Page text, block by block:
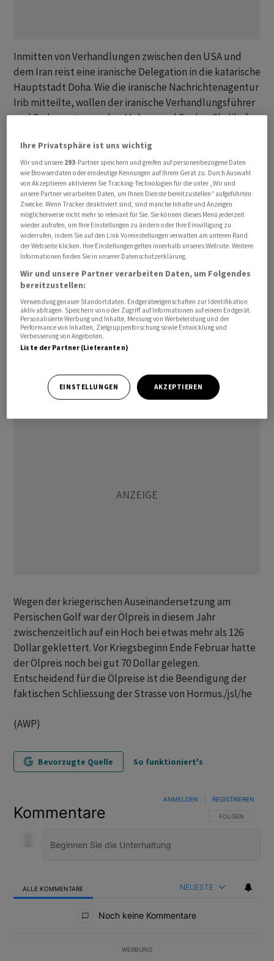
Inmitten von Verhandlungen zwischen den USA und
dem Iran reist eine iranische Delegation in die katarische
Hauptstadt Doha. Wie die iranische Nachrichtenagentur
Irib mitteilte, wollen der iranische Verhandlungsführer
und Parlamentssprecher Mohammed Bagher Ghalibaf
Katars über Einzelheiten der Verhandlungen mit den
USA informieren.
Die Vereinigten Staaten stehen nach Angaben von
Präsident Donald Trump in den Bemühungen um ein
Ende des Iran-Kriegs kurz vor einem Rahmenabkommen
mit Teheran und der Wiederöffnung der Strasse von
Hormus. Es sei «weitgehend» ausgehandelt, schrieb
Trump am Wochenende auf der Plattform Truth Social.
Er dämpfte jedoch Hoffnungen auf einen schnellen
Durchbruch. «Die Verhandlungen verlaufen geordnet
und konstruktiv, und ich habe meine Vertreter
angewiesen, beim Deal nichts zu überstürzen, da die
Social mit Blick auf den Stand der Verhandlungen über
ein Rahmenabkommen.
Wegen der kriegerischen Auseinandersetzung am
Persischen Golf war der Ölpreis in diesem Jahr
zwischenzeitlich auf ein Hoch bei etwas mehr als 126
Dollar geklettert. Vor Kriegsbeginn Ende Februar hatte
der Ölpreis noch bei gut 70 Dollar gelegen.
Entscheidend für die Ölpreise ist die Beendigung der
faktischen Schliessung der Strasse von Hormus./jsl/he
(AWP)
Bevorzugte Quelle So funktioniert's
Kommentare FOLGE DIESER
FOLGEN
ANMELDEN REGISTRIEREN
ALLE KOMMENTARE NEUESTE
Noch keine Kommentare
WERBUNG
Ihre Privatsphäre ist uns wichtig
Wir und unsere 293-Partner speichern und greifen auf personenbezogene Daten
wie Browserdaten oder eindeutige Kennungen auf Ihrem Gerät zu. Durch Auswahl
von Akzeptieren aktivieren Sie Tracking-Technologien für die unter „Wir und
unsere Partner verarbeiten Daten, um Ihnen Dienste bereitzustellen“ aufgeführten
Zwecke. Wenn Tracker deaktiviert sind, sind manche Inhalte und Anzeigen
möglicherweise nicht mehr so relevant für Sie. Sie können dieses Menü jederzeit
wieder aufrufen, um Ihre Einstellungen zu ändern oder Ihre Einwilligung zu
widerrufen, indem Sie auf den Link Voreinstellungen verwalten am unteren Rand
der Webseite klicken. Ihre Einstellungen gelten innerhalb unseres Website. Weitere
Informationen finden Sie in unserer Datenschutzerklärung.
Wir und unsere Partner verarbeiten Daten, um Folgendes
bereitzustellen:
Verwendung genauer Standortdaten. Endgeräteeigenschaften zur Identifikation
aktiv abfragen. Speichern von oder Zugriff auf Informationen auf einem Endgerät.
Personalisierte Werbung und Inhalte, Messung von Werbeleistung und der
Performance von Inhalten, Zielgruppenforschung sowie Entwicklung und
Verbesserung von Angeboten.
Liste der Partner (Lieferanten)
EINSTELLUNGEN AKZEPTIEREN